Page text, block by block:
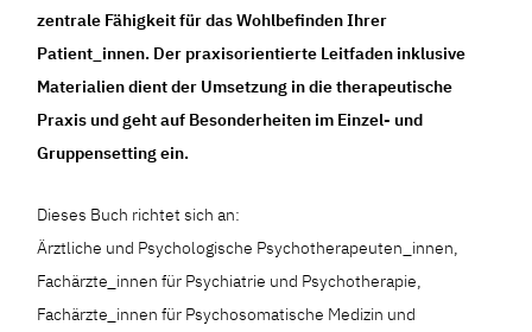
zentrale Fähigkeit für das Wohlbefinden Ihrer
Patient_innen. Der praxisorientierte Leitfaden inklusive
Materialien dient der Umsetzung in die therapeutische
Praxis und geht auf Besonderheiten im Einzel- und
Gruppensetting ein.
Dieses Buch richtet sich an:
Ärztliche und Psychologische Psychotherapeuten_innen,
Fachärzte_innen für Psychiatrie und Psychotherapie,
Fachärzte_innen für Psychosomatische Medizin und